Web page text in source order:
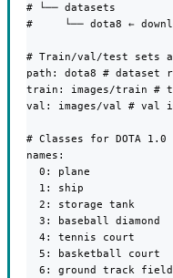
# └── datasets
#     └── dota8 ←
# Train/val/test sets
path: dota8 # dataset
train: images/train #
val: images/val # val
# Classes for DOTA 1.0
names:
  0: plane
  1: ship
  2: storage tank
  3: baseball diamond
  4: tennis court
  5: basketball court
  6: ground track field